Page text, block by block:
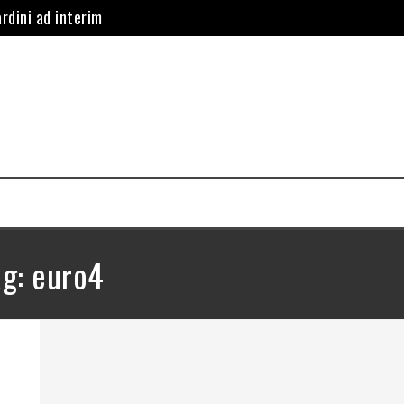
ad interim
per l’arrivo dell’americana Walmart
euro4